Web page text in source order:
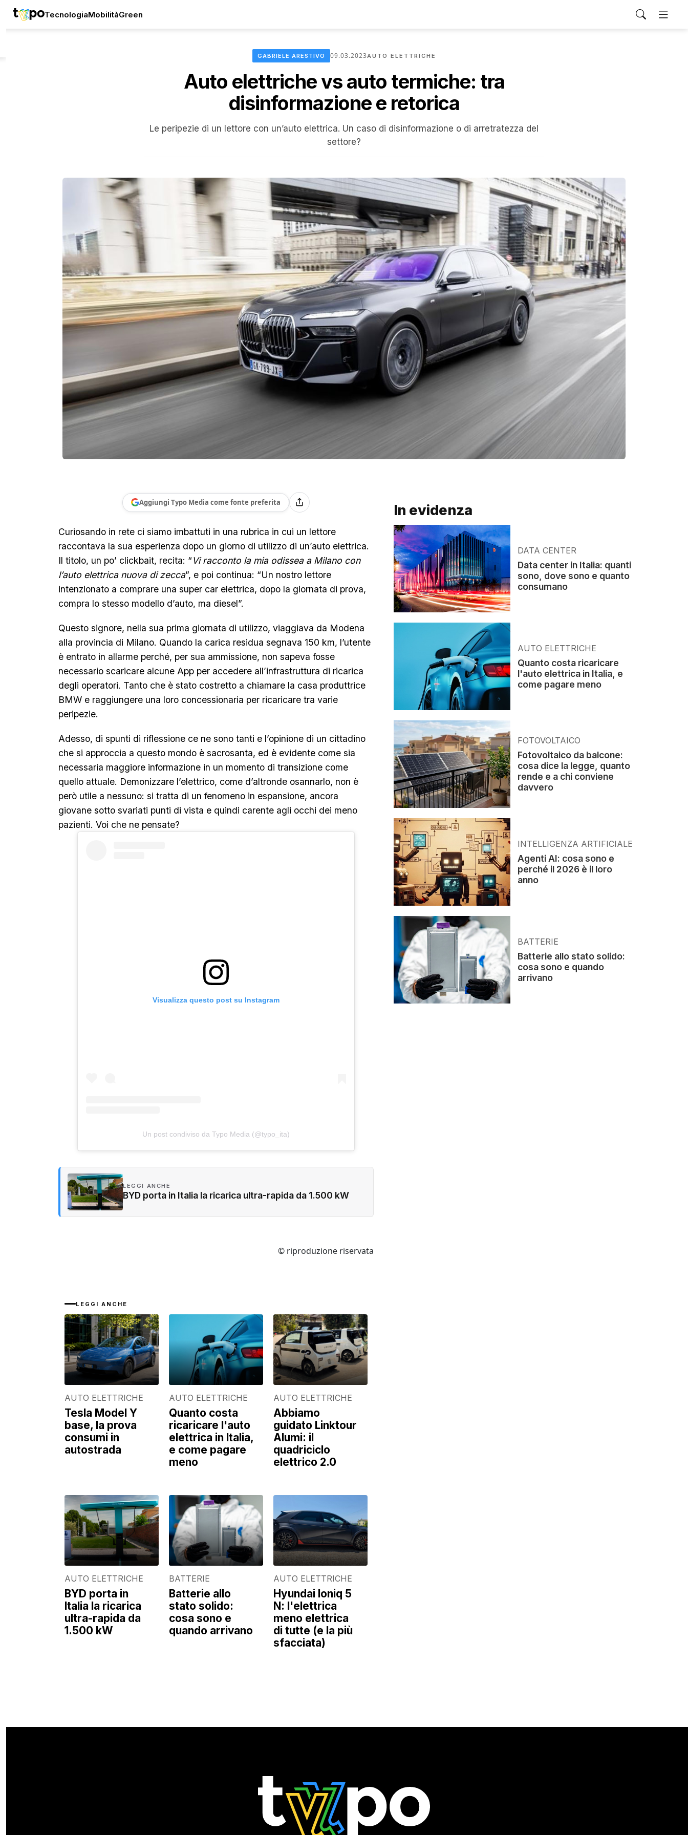
TecnologiaMobilitàGreen
GABRIELE ARESTIVO 09.03.2023AUTO ELETTRICHE
Auto elettriche vs auto termiche: tra
disinformazione e retorica
Le peripezie di un lettore con un’auto elettrica. Un caso di disinformazione o di arretratezza del
settore?
Aggiungi Typo Media come fonte preferita
Curiosando in rete ci siamo imbattuti in una rubrica in cui un lettore
raccontava la sua esperienza dopo un giorno di utilizzo di un’auto elettrica.
Il titolo, un po’ clickbait, recita: “Vi racconto la mia odissea a Milano con
l’auto elettrica nuova di zecca”, e poi continua: “Un nostro lettore
intenzionato a comprare una super car elettrica, dopo la giornata di prova,
compra lo stesso modello d’auto, ma diesel”.
Questo signore, nella sua prima giornata di utilizzo, viaggiava da Modena
alla provincia di Milano. Quando la carica residua segnava 150 km, l’utente
è entrato in allarme perché, per sua ammissione, non sapeva fosse
necessario scaricare alcune App per accedere all’infrastruttura di ricarica
degli operatori. Tanto che è stato costretto a chiamare la casa produttrice
BMW e raggiungere una loro concessionaria per ricaricare tra varie
peripezie.
Adesso, di spunti di riflessione ce ne sono tanti e l’opinione di un cittadino
che si approccia a questo mondo è sacrosanta, ed è evidente come sia
necessaria maggiore informazione in un momento di transizione come
quello attuale. Demonizzare l’elettrico, come d’altronde osannarlo, non è
però utile a nessuno: si tratta di un fenomeno in espansione, ancora
giovane sotto svariati punti di vista e quindi carente agli occhi dei meno
pazienti. Voi che ne pensate?
Visualizza questo post su Instagram
Un post condiviso da Typo Media (@typo_ita)
LEGGI ANCHE
BYD porta in Italia la ricarica ultra-rapida da 1.500 kW
© riproduzione riservata
LEGGI ANCHE
AUTO ELETTRICHE
Tesla Model Y
base, la prova
consumi in
autostrada
AUTO ELETTRICHE
Quanto costa
ricaricare l'auto
elettrica in Italia,
e come pagare
meno
AUTO ELETTRICHE
Abbiamo
guidato Linktour
Alumi: il
quadriciclo
elettrico 2.0
AUTO ELETTRICHE
BYD porta in
Italia la ricarica
ultra-rapida da
1.500 kW
BATTERIE
Batterie allo
stato solido:
cosa sono e
quando arrivano
AUTO ELETTRICHE
Hyundai Ioniq 5
N: l'elettrica
meno elettrica
di tutte (e la più
sfacciata)
In evidenza
DATA CENTER
Data center in Italia: quanti
sono, dove sono e quanto
consumano
AUTO ELETTRICHE
Quanto costa ricaricare
l'auto elettrica in Italia, e
come pagare meno
FOTOVOLTAICO
Fotovoltaico da balcone:
cosa dice la legge, quanto
rende e a chi conviene
davvero
INTELLIGENZA ARTIFICIALE
Agenti AI: cosa sono e
perché il 2026 è il loro
anno
BATTERIE
Batterie allo stato solido:
cosa sono e quando
arrivano